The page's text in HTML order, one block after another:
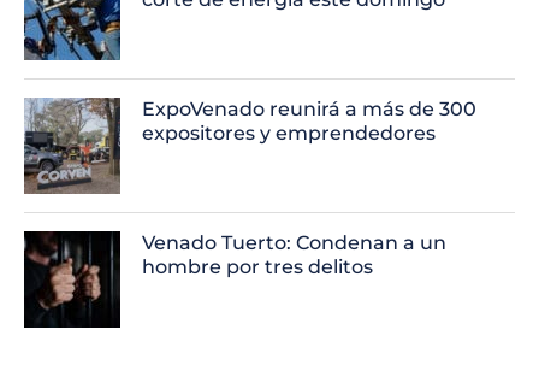
ExpoVenado reunirá a más de 300
expositores y emprendedores
Venado Tuerto: Condenan a un
hombre por tres delitos